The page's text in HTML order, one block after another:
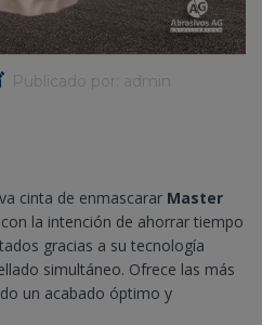
Publicado por:
admin
cinta de enmascarar Master
la intención de ahorrar tiempo
gracias a su tecnología
simultáneo. Ofrece las más
un acabado óptimo y